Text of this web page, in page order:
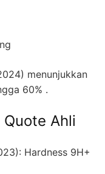
menunjukkan
60% .
Ahli
Hardness 9H+